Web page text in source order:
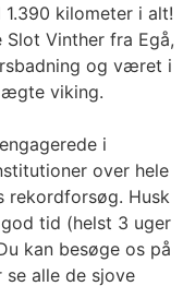
kilometer i alt!
Vinther fra Egå,
og været i
viking.
i
over hele
rekordforsøg. Husk
tid (helst 3 uger
kan besøge os på
se alle de sjove